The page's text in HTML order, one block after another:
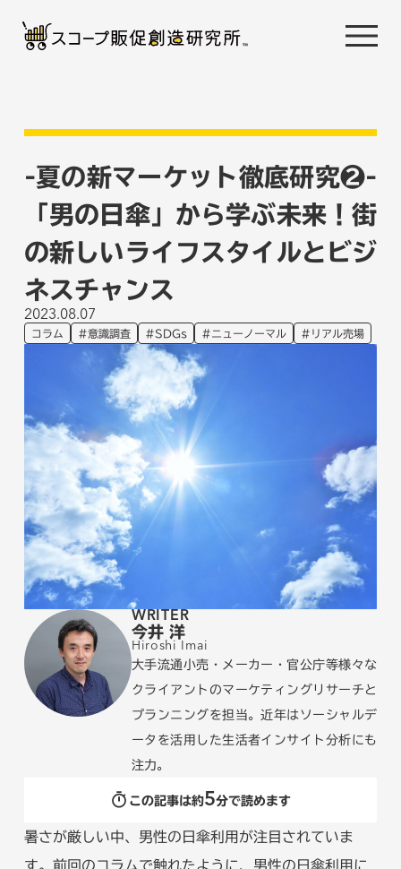
-夏の新マーケット徹底研究❷-
「男の日傘」から学ぶ未来！街
の新しいライフスタイルとビジ
ネスチャンス
2023.08.07
コラム 意識調査 SDGs ニューノーマル リアル売場
WRITER
今井 洋
Hiroshi Imai
大手流通小売・メーカー・官公庁等様々な
クライアントのマーケティングリサーチと
プランニングを担当。近年はソーシャルデ
ータを活用した生活者インサイト分析にも
注力。
この記事は約5分で読めます
暑さが厳しい中、男性の日傘利用が注目されていま
す。前回のコラムで触れたように、男性の日傘利用に